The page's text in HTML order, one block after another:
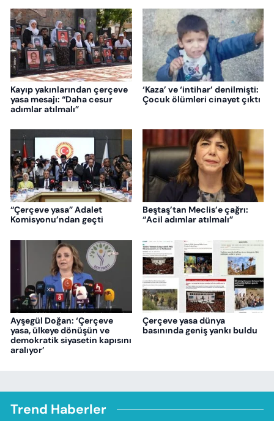
Kayıp yakınlarından çerçeve
yasa mesajı: “Daha cesur
adımlar atılmalı”
‘Kaza’ ve ‘intihar’ denilmişti:
Çocuk ölümleri cinayet çıktı
“Çerçeve yasa” Adalet
Komisyonu’ndan geçti
Beştaş’tan Meclis’e çağrı:
“Acil adımlar atılmalı”
Ayşegül Doğan: ‘Çerçeve
yasa, ülkeye dönüşün ve
demokratik siyasetin kapısını
aralıyor’
Çerçeve yasa dünya
basınında geniş yankı buldu
Trend Haberler